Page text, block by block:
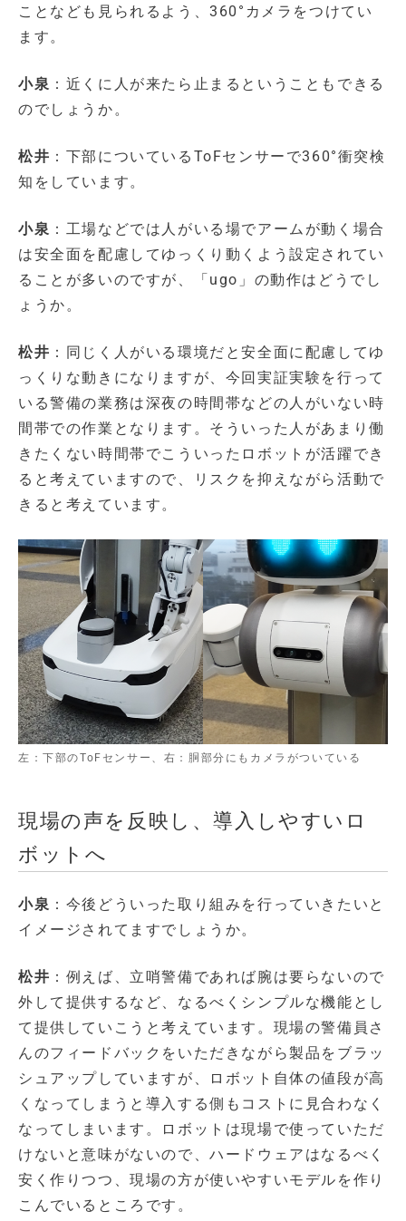
ことなども見られるよう、360°カメラをつけてい
ます。
小泉 ：近くに人が来たら止まるということもできる
のでしょうか。
松井 ：下部についているToFセンサーで360°衝突検
知をしています。
小泉 ：工場などでは人がいる場でアームが動く場合
は安全面を配慮してゆっくり動くよう設定されてい
ることが多いのですが、「ugo」の動作はどうでし
ょうか。
松井 ：同じく人がいる環境だと安全面に配慮してゆ
っくりな動きになりますが、今回実証実験を行って
いる警備の業務は深夜の時間帯などの人がいない時
間帯での作業となります。そういった人があまり働
きたくない時間帯でこういったロボットが活躍でき
ると考えていますので、リスクを抑えながら活動で
きると考えています。
左：下部のToFセンサー、右：胴部分にもカメラがついている
現場の声を反映し、導入しやすいロ
ボットへ
小泉 ：今後どういった取り組みを行っていきたいと
イメージされてますでしょうか。
松井 ：例えば、立哨警備であれば腕は要らないので
外して提供するなど、なるべくシンプルな機能とし
て提供していこうと考えています。現場の警備員さ
んのフィードバックをいただきながら製品をブラッ
シュアップしていますが、ロボット自体の値段が高
くなってしまうと導入する側もコストに見合わなく
なってしまいます。ロボットは現場で使っていただ
けないと意味がないので、ハードウェアはなるべく
安く作りつつ、現場の方が使いやすいモデルを作り
こんでいるところです。